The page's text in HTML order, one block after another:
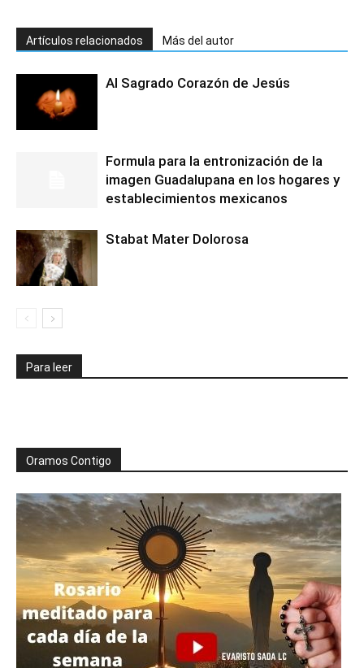
Artículos relacionados Más del autor
Al Sagrado Corazón de Jesús
Formula para la entronización de la
imagen Guadalupana en los hogares y
establecimientos mexicanos
Stabat Mater Dolorosa
Para leer
Oramos Contigo